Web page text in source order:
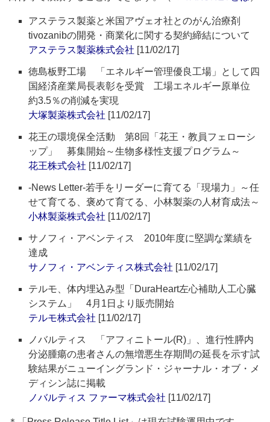
アステラス製薬と米国アヴェオ社とのがん治療剤
tivozanibの開発・商業化に関する契約締結について
アステラス製薬株式会社 [11/02/17]
徳島板野工場 「エネルギー管理優良工場」として四
国経済産業局長表彰を受賞 工場エネルギー原単位
約3.5％の削減を実現
大塚製薬株式会社 [11/02/17]
花王の環境保全活動 第8回「花王・教員フェローシ
ップ」 募集開始～生物多様性支援プログラム～
花王株式会社 [11/02/17]
-News Letter-若手をリーダーに育てる「現場力」～任
せて育てる、褒めて育てる、小林製薬の人材育成法～
小林製薬株式会社 [11/02/17]
サノフィ・アベンティス 2010年度に堅調な業績を
達成
サノフィ・アベンティス株式会社 [11/02/17]
テルモ、体内埋込み型「DuraHeart左心補助人工心臓
システム」 4月1日より販売開始
テルモ株式会社 [11/02/17]
ノバルティス 「アフィニトール(R)」、進行性膵内
分泌腫瘍の患者さんの無増悪生存期間の延長を示す試
験結果がニューイングランド・ジャーナル・オブ・メ
ディシン誌に掲載
ノバルティス ファーマ株式会社 [11/02/17]